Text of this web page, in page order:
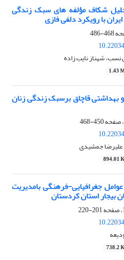
شکاف مؤلفه های سبک زندگی
با رویکرد دلفی فازی
468-486
شهناز نایب زاده
1.43
بهداشتی قاچاق برسبک زندگی زنان
450-468
علیرضا جمشیدی
894.01
جغرافیایی-فرهنگی بامدیریت
استان کردستان
201-220
738.2